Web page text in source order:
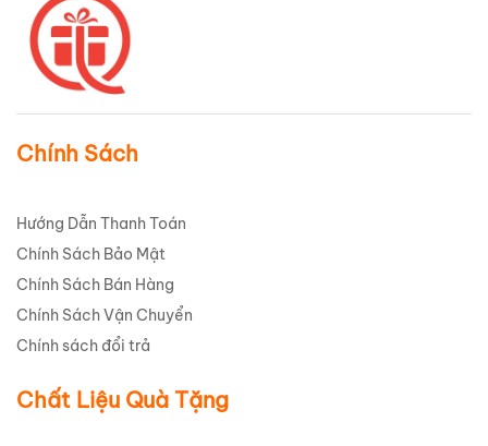
Chính Sách
Hướng Dẫn Thanh Toán
Chính Sách Bảo Mật
Chính Sách Bán Hàng
Chính Sách Vận Chuyển
Chính sách đổi trả
Chất Liệu Quà Tặng